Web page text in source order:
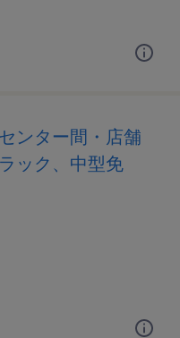
ンター間・店舗
ック、中型免